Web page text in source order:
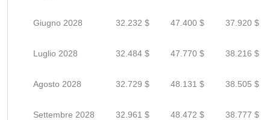
Giugno 2028 32.232 $ 47.400 $ 37.920 $
Luglio 2028 32.484 $ 47.770 $ 38.216 $
Agosto 2028 32.729 $ 48.131 $ 38.505 $
Settembre 2028 32.961 $ 48.472 $ 38.777 $